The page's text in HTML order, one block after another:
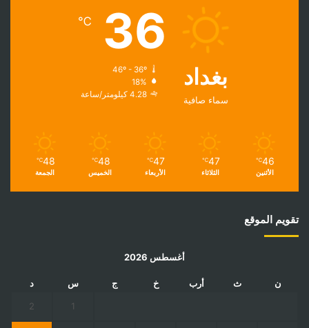
بغداد
سماء صافية
36
℃
46º - 36º
18%
4.28 كيلومتر/ساعة
46
℃
الأثنين
47
℃
الثلاثاء
47
℃
الأربعاء
48
℃
الخميس
48
℃
الجمعة
تقويم الموقع
أغسطس 2026
ن ث أرب خ ج س د
1
2